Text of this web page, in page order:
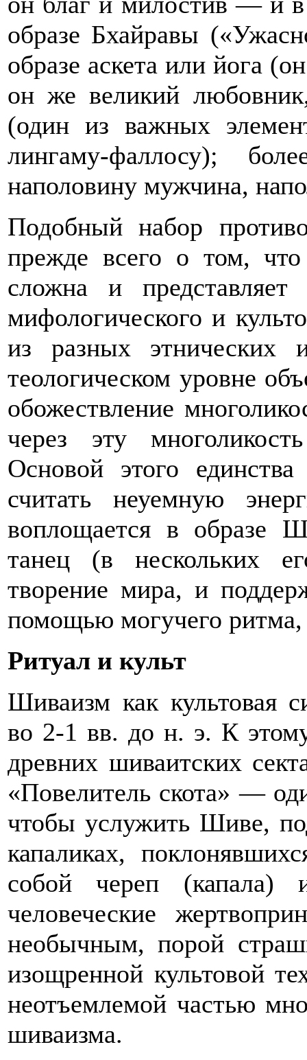
образе Бхайравы
образе аскета или йога
он же великий
(один из важных
лингаму-фаллосу);
наполовину мужчина,
Подобный набор
прежде всего о том,
сложна и представляет
мифологического и
из разных этнических
теологическом уровне
обожествление
через эту
Основой этого
считать неуемную
воплощается в образе
танец (в нескольких
творение мира, и
помощью могучего ритма,
Ритуал и культ
Шиваизм как культовая
во 2-1 вв. до н. э. К
древних шиваитских
«Повелитель скота» —
чтобы услужить Шиве,
капаликах,
собой череп (капала)
человеческие
необычным, порой
изощренной культовой
неотъемлемой частью
шиваизма.